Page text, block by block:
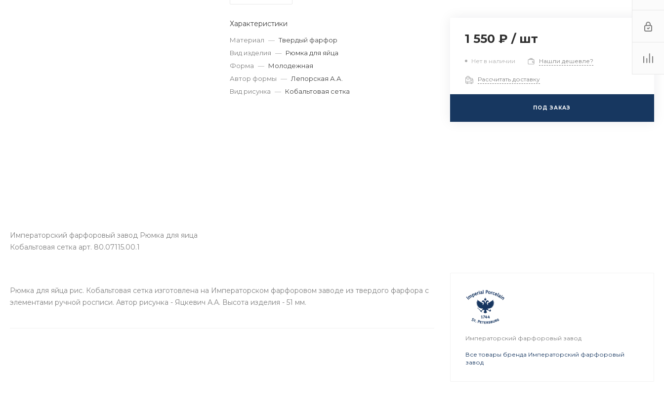
Императорский фарфоровый завод Рюмка для яица
Кобальтовая сетка арт. 80.07115.00.1
Характеристики
Материал — Твердый фарфор
Вид изделия — Рюмка для яйца
Форма — Молодежная
Автор формы — Лепорская А.А.
Вид рисунка — Кобальтовая сетка
1 550 ₽ / шт
Нет в наличии Нашли дешевле?
Рассчитать доставку
ПОД ЗАКАЗ
Рюмка для яйца рис. Кобальтовая сетка изготовлена на Императорском фарфоровом заводе из твердого фарфора с
элементами ручной росписи. Автор рисунка - Яцкевич А.А. Высота изделия - 51 мм.
Императорский фарфоровый завод
Все товары бренда Императорский фарфоровый
завод